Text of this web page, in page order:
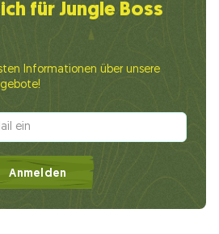
für Jungle Boss
Informationen über unsere
Anmelden